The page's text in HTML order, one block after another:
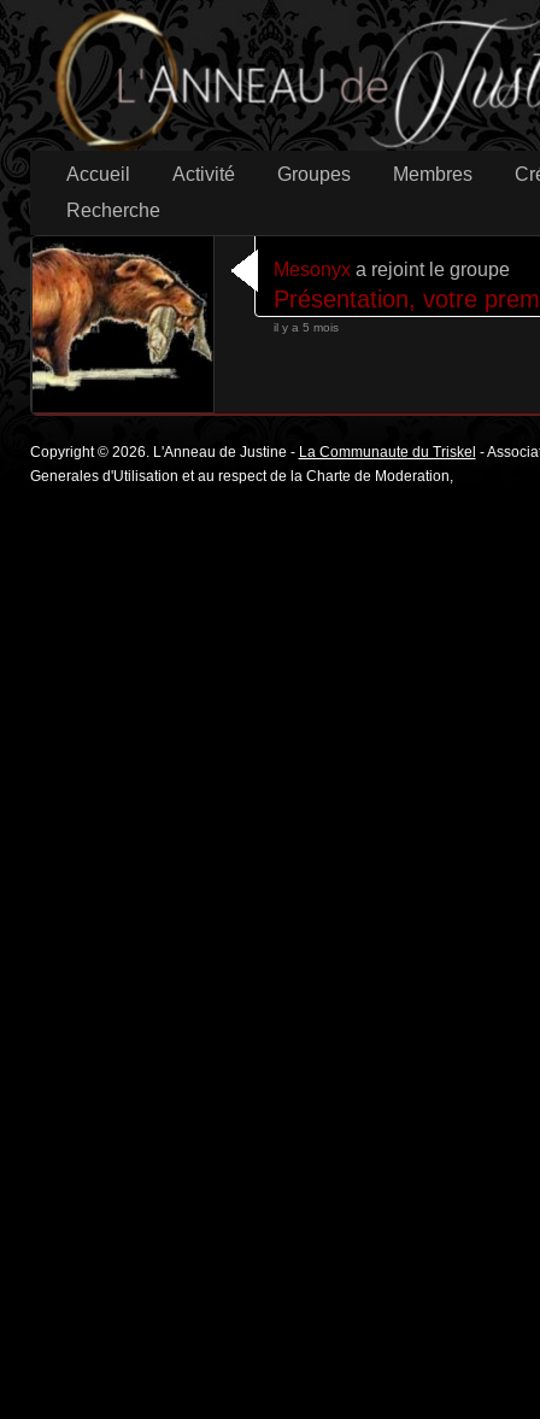
Accueil Activité Groupes Membres
Recherche
Mesonyxa rejoint le groupe
Présentation, votre
il y a 5 mois
Copyright © 2026. L'Anneau de Justine - La Communaute du Triskel -
Generales d'Utilisation et au respect de la Charte de Moderation,